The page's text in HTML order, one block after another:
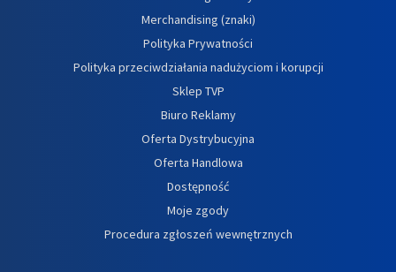
Merchandising (znaki)
Polityka Prywatności
Polityka przeciwdziałania nadużyciom i korupcji
Sklep TVP
Biuro Reklamy
Oferta Dystrybucyjna
Oferta Handlowa
Dostępność
Moje zgody
Procedura zgłoszeń wewnętrznych